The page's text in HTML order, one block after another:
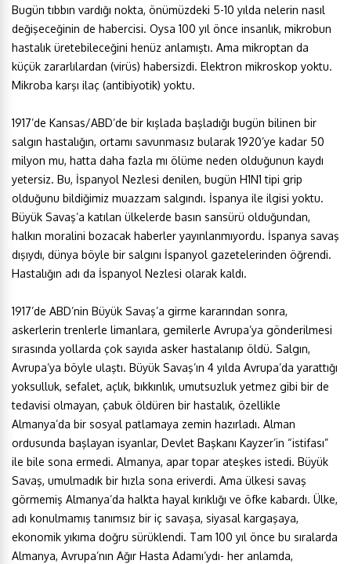
Bugün tıbbın vardığı nokta, önümüzdeki 5-10 yılda nelerin nasıl
değişeceğinin de habercisi. Oysa 100 yıl önce insanlık, mikrobun
hastalık üretebileceğini henüz anlamıştı. Ama mikroptan da
küçük zararlılardan (virüs) habersizdi. Elektron mikroskop yoktu.
Mikroba karşı ilaç (antibiyotik) yoktu.
1917’de Kansas/ABD’de bir kışlada başladığı bugün bilinen bir
salgın hastalığın, ortamı savunmasız bularak 1920’ye kadar 50
milyon mu, hatta daha fazla mı ölüme neden olduğunun kaydı
yetersiz. Bu, İspanyol Nezlesi denilen, bugün H1N1 tipi grip
olduğunu bildiğimiz muazzam salgındı. İspanya ile ilgisi yoktu.
Büyük Savaş’a katılan ülkelerde basın sansürü olduğundan,
halkın moralini bozacak haberler yayınlanmıyordu. İspanya savaş
dışıydı, dünya böyle bir salgını İspanyol gazetelerinden öğrendi.
Hastalığın adı da İspanyol Nezlesi olarak kaldı.
1917’de ABD’nin Büyük Savaş’a girme kararından sonra,
askerlerin trenlerle limanlara, gemilerle Avrupa’ya gönderilmesi
sırasında yollarda çok sayıda asker hastalanıp öldü. Salgın,
Avrupa’ya böyle ulaştı. Büyük Savaş’ın 4 yılda Avrupa’da yarattığı
yoksulluk, sefalet, açlık, bıkkınlık, umutsuzluk yetmez gibi bir de
tedavisi olmayan, çabuk öldüren bir hastalık, özellikle
Almanya’da bir sosyal patlamaya zemin hazırladı. Alman
ordusunda başlayan isyanlar, Devlet Başkanı Kayzer’in “istifası”
ile bile sona ermedi. Almanya, apar topar ateşkes istedi. Büyük
Savaş, umulmadık bir hızla sona eriverdi. Ama ülkesi savaş
görmemiş Almanya’da halkta hayal kırıklığı ve öfke kabardı. Ülke,
adı konulmamış tanımsız bir iç savaşa, siyasal kargaşaya,
ekonomik yıkıma doğru sürüklendi. Tam 100 yıl önce bu sıralarda
Almanya, Avrupa’nın Ağır Hasta Adamı’ydı- her anlamda,